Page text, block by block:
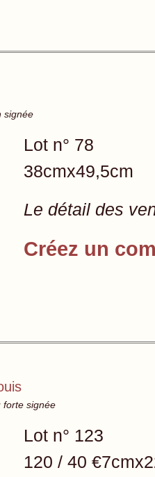
signée
Lot n° 78
38cmx49,5cm
Le détail des
Créez un
forte signée
Lot n° 123
120 / 40